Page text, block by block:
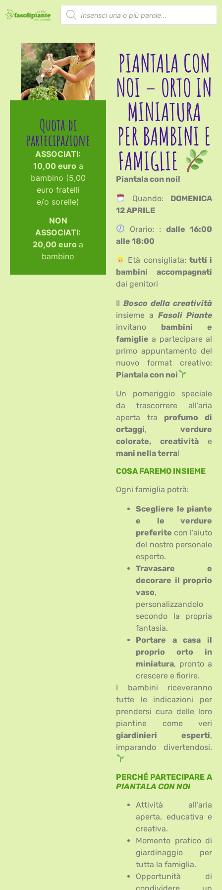
Quota di
partecipazione
ASSOCIATI:
10,00 euro a
bambino (5,00
euro fratelli
e/o sorelle)
NON
ASSOCIATI:
20,00 euro a
bambino
PIANTALA CON
NOI – ORTO IN
MINIATURA
PER BAMBINI E
FAMIGLIE
Piantala con noi!
Quando: DOMENICA
12 APRILE
Orario: :dalle 16:00
alle 18:00
Età consigliata: tutti i
bambini accompagnati
dai genitori
Il Bosco della creatività
insieme a Fasoli Piante
invitano bambini e
famiglie a partecipare al
primo appuntamento del
nuovo format creativo:
Piantala con noi
Un pomeriggio speciale
da trascorrere all’aria
aperta tra profumo di
ortaggi, verdure
colorate, creativitàe
mani nella terra!
COSA FAREMO INSIEME
Ogni famiglia potrà:
Scegliere le piante
e le verdure
preferite con l’aiuto
del nostro personale
esperto.
Travasare e
decorare il proprio
vaso,
personalizzandolo
secondo la propria
fantasia.
Portare a casa il
proprio orto in
miniatura, pronto a
crescere e fiorire.
I bambini riceveranno
tutte le indicazioni per
prendersi cura delle loro
piantine come veri
giardinieri esperti,
imparando divertendosi.
PERCHÉ PARTECIPARE A
PIANTALA CON NOI
Attività all’aria
aperta, educativa e
creativa.
Momento pratico di
giardinaggio per
tutta la famiglia.
Opportunità di